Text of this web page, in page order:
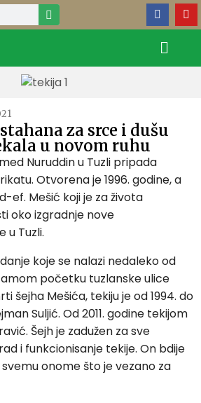
za srce i dušu
u novom ruhu
Nuruddin u Tuzli pripada
Otvorena je 1996. godine, a
ef. Mešić koji je za života
oko izgradnje nove
u Tuzli.
koje se nalazi nedaleko od
početku tuzlanske ulice
šejha Mešića, tekiju je od 1994. do
Suljić. Od 2011. godine tekijom
Šejh je zadužen za sve
i funkcionisanje tekije. On bdije
onome što je vezano za